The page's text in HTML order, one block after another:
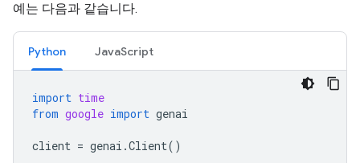
예는 다음과 같습니다.
Python JavaScript
import time
from google import genai
client = genai .Client()